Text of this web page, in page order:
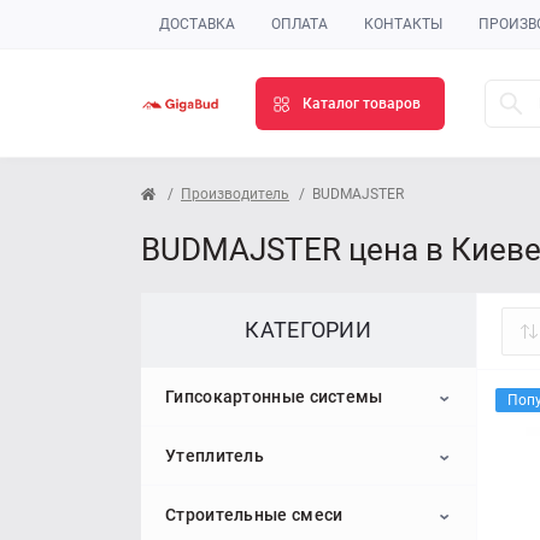
ДОСТАВКА ОПЛАТА КОНТАКТЫ
Каталог товаров
Производитель BUDMAJSTER
BUDMAJSTER цена в Киеве
КАТЕГОРИИ
Гипсокартонные системы
Гипсокартон
Потолочный гипсокартон
Профиль для гипсокартона
Утеплитель
Пенопласт
Строительные смеси